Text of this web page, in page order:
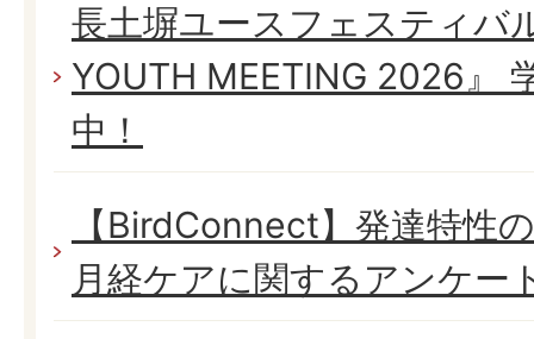
長土塀ユースフェスティバ
YOUTH MEETING 2026』
中！
【BirdConnect】発達特性
月経ケアに関するアンケー